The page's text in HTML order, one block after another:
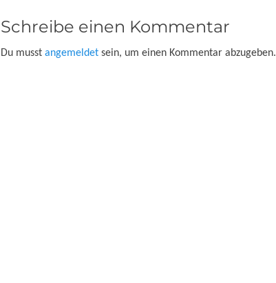
Schreibe einen Kommentar
Du musst angemeldet sein, um einen Kommentar abzugeben.